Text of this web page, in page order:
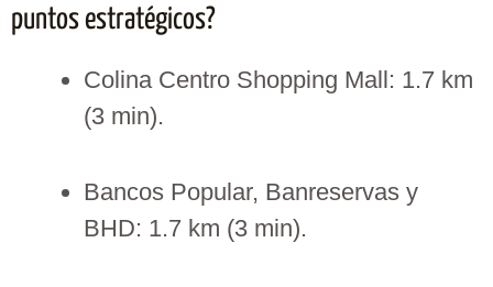
puntos estratégicos?
Colina Centro Shopping Mall: 1.7 km
(3 min).
Bancos Popular, Banreservas y
BHD: 1.7 km (3 min).